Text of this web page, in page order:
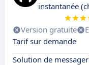
instantanée
Version gratuite
Tarif sur demande
Solution de